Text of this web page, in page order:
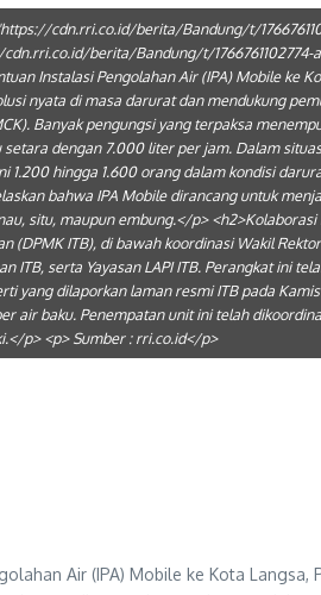
cdn.rri.co.id/berita/Bandung/t/
berita/Bandung/t/
Instalasi Pengolahan Air (IPA) Mobile ke
nyata di masa darurat dan mendukung
Banyak pengungsi yang terpaksa
dengan 7.000 liter per jam. Dalam
hingga 1.600 orang dalam kondisi
bahwa IPA Mobile dirancang untuk
situ, maupun embung.</p>
ITB), di bawah koordinasi Wakil
ITB, serta Yayasan LAPI ITB. Perangkat
yang dilaporkan laman resmi ITB pada
air baku. Penempatan unit ini telah
p> <p> Sumber : rri.co.id</p>
Air (IPA) Mobile ke Kota